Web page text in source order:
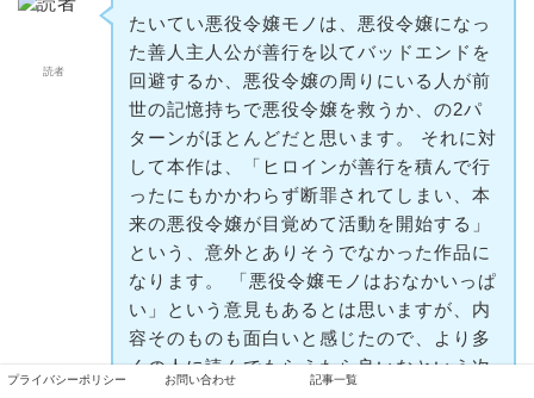
読者
たいてい悪役令嬢モノは、悪役令嬢になっ
た善人主人公が善行を以てバッドエンドを
回避するか、悪役令嬢の周りにいる人が前
世の記憶持ちで悪役令嬢を救うか、の2パ
ターンがほとんどだと思います。 それに対
して本作は、「ヒロインが善行を積んで行
ったにもかかわらず断罪されてしまい、本
来の悪役令嬢が目覚めて活動を開始する」
という、意外とありそうでなかった作品に
なります。 「悪役令嬢モノはおなかいっぱ
い」という意見もあるとは思いますが、内
容そのものも面白いと感じたので、より多
くの人に読んでもらえたら良いなという次
プライバシーポリシー お問い合わせ 記事一覧